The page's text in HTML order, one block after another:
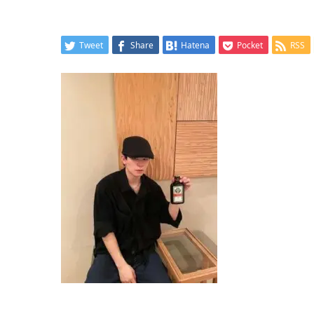
Tweet Share Hatena Pocket RSS